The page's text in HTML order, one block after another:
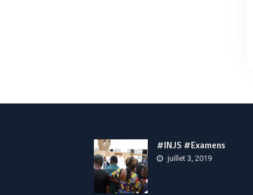
#INJS #Examens
juillet 3, 2019